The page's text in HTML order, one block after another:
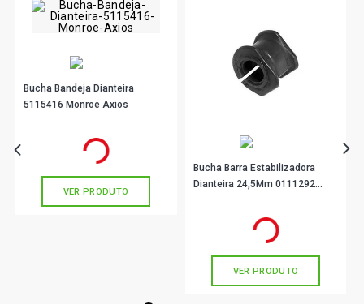
Bucha Bandeja Dianteira
5115416 Monroe Axios
em até 3x de
VER PRODUTO
Bucha Barra Estabilizadora
Dianteira 24,5Mm 0111292
em até 1x de
VER PRODUTO